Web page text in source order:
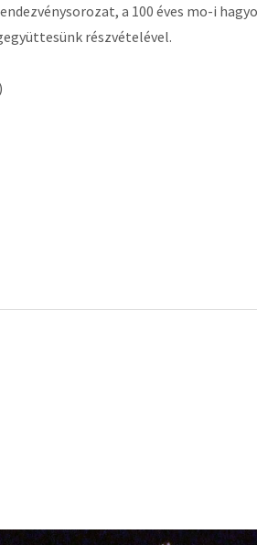
a 100 éves mo-i
részvételével.